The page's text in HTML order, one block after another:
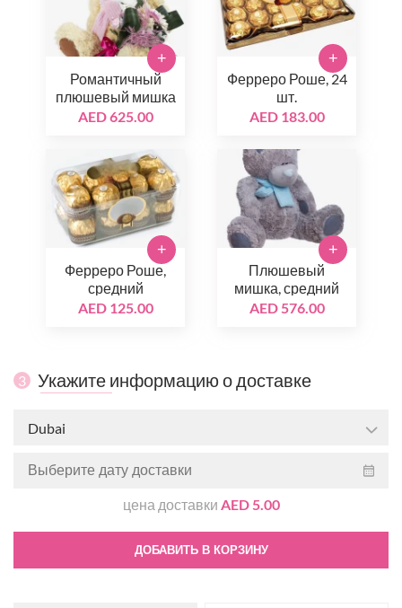
Романтичный
плюшевый мишка
AED 625.00
+
Ферреро Роше, 24
шт.
AED 183.00
+
Ферреро Роше,
средний
AED 125.00
+
Плюшевый
мишка, средний
AED 576.00
+
3 Укажите информацию о доставке
Dubai
цена доставки AED 5.00
ДОБАВИТЬ В КОРЗИНУ